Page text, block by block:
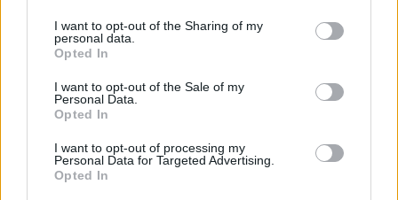
I want to opt-out of the Sharing of my
personal data.
Opted In
I want to opt-out of the Sale of my
Personal Data.
Opted In
I want to opt-out of processing my
Personal Data for Targeted Advertising.
Opted In
princezna (před 4 lety)